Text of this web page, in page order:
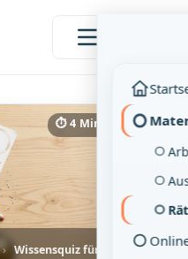
› Wissensquiz für Kinder
⏱ 4 Min. Lesezeit